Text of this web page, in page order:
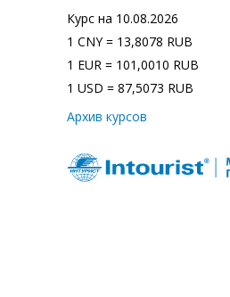
Курс на 10.08.2026
1 CNY = 13,8078 RUB
1 EUR = 101,0010 RUB
1 USD = 87,5073 RUB
Архив курсов